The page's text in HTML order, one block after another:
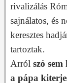
rivalizálás
sajnálatos, és
keresztes
tartoztak.
Arról szó
a pápa